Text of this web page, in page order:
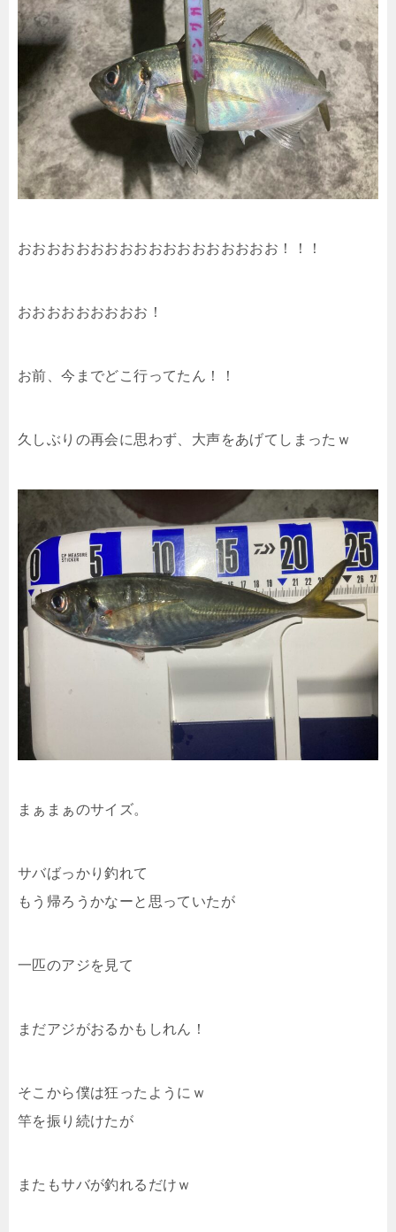
おおおおおおおおおおおおおおおおおお！！！
おおおおおおおおお！
お前、今までどこ行ってたん！！
久しぶりの再会に思わず、大声をあげてしまったｗ
まぁまぁのサイズ。
サバばっかり釣れて
もう帰ろうかなーと思っていたが
一匹のアジを見て
まだアジがおるかもしれん！
そこから僕は狂ったようにｗ
竿を振り続けたが
またもサバが釣れるだけｗ